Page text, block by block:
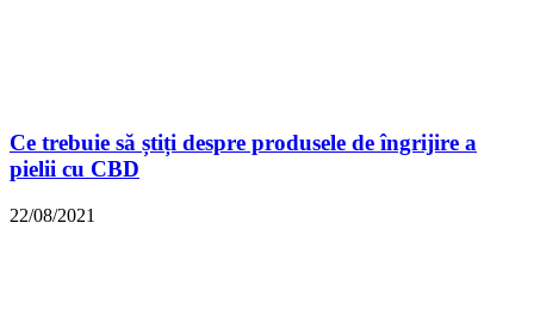
Ce trebuie să știți despre produsele de îngrijire a
pielii cu CBD
22/08/2021